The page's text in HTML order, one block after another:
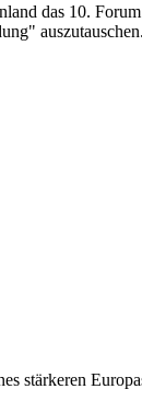
das 10.
auszutauschen.
stärkeren